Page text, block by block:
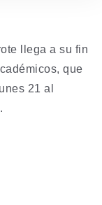
llega a su fin
que
21 al